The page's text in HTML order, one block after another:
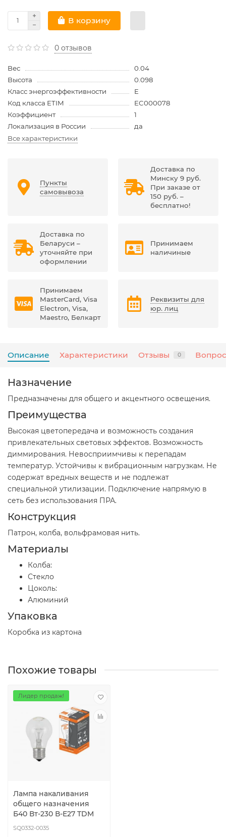
В корзину
0 отзывов
Вес
0.04
Высота
0.098
Класс энергоэффективности
E
Код класса ETIM
EC000078
Коэффициент
1
Локализация в России
да
Все характеристики
Пункты
самовывоза
Доставка по
Минску 9 руб.
При заказе от
150 руб. –
бесплатно!
Доставка по
Беларуси –
уточняйте при
оформлении
Принимаем
наличиные
Принимаем
MasterCard, Visa
Electron, Visa,
Maestro, Белкарт
Реквизиты для
юр. лиц
Описание Характеристики Отзывы 0
Назначение
Предназначены для общего и акцентного освещения.
Преимущества
Высокая цветопередача и возможность создания
привлекательных световых эффектов. Возможность
диммирования. Невосприимчивы к перепадам
температур. Устойчивы к вибрационным нагрузкам. Не
содержат вредных веществ и не подлежат
специальной утилизации. Подключение напрямую в
сеть без использования ПРА.
Конструкция
Патрон, колба, вольфрамовая нить.
Материалы
Колба:
Стекло
Цоколь:
Алюминий
Упаковка
Коробка из картона
Похожие товары
Лидер продаж!
Лампа накаливания
общего назначения
Б40 Вт-230 В-Е27 TDM
SQ0332-0035